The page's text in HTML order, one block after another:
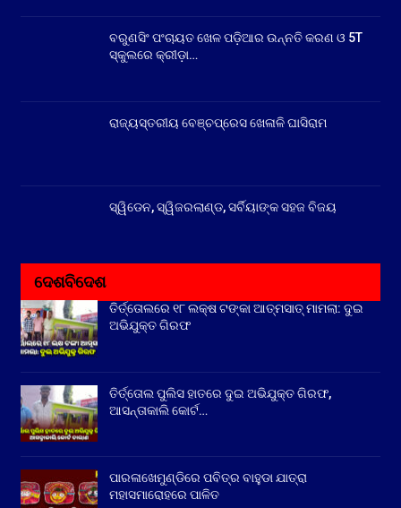
ବରୁଣସିଂ ପଂଚାୟତ ଖେଳ ପଡ଼ିଆର ଉନ୍ନତି କରଣ ଓ 5T
ସ୍କୁଲରେ କ୍ରୀଡ଼ା…
ରାଜ୍ୟସ୍ତରୀୟ ବେଞ୍ଚପ୍ରେସ ଖେଳାଳି ଘାସିରାମ
ସ୍ୱିଡେନ, ସ୍ୱିଜରଲାଣ୍ଡ, ସର୍ବିୟାଙ୍କ ସହଜ ବିଜୟ
ଦେଶବିଦେଶ
ତିର୍ତ୍ତୋଲରେ ୧୮ ଲକ୍ଷ ଟଙ୍କା ଆତ୍ମସାତ୍ ମାମଲା: ଦୁଇ
ଅଭିଯୁକ୍ତ ଗିରଫ
ତିର୍ତ୍ତୋଲ ପୁଲିସ ହାତରେ ଦୁଇ ଅଭିଯୁକ୍ତ ଗିରଫ,
ଆସନ୍ତାକାଲି କୋର୍ଟ…
ପାରଳାଖେମୁଣ୍ଡିରେ ପବିତ୍ର ବାହୁଡା ଯାତ୍ରା
ମହାସମାରୋହରେ ପାଳିତ